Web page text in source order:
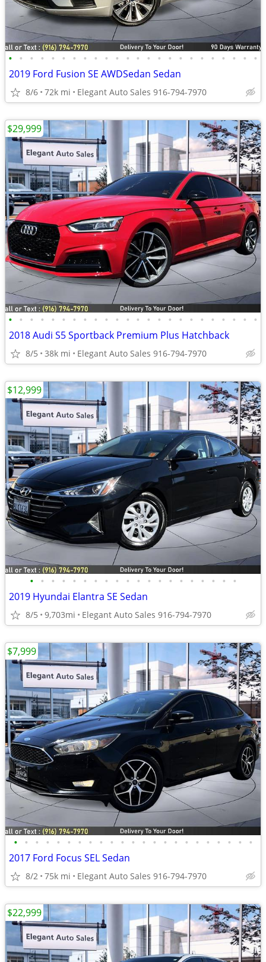
• • • • • • • • • • • • • • • • • • • • • • • •
2019 Ford Fusion SE AWDSedan Sedan
8/6 72k mi Elegant Auto Sales 916-794-7970
• • • • • • • • • • • • • • • • • • • • • • • •
2018 Audi S5 Sportback Premium Plus Hatchback
8/5 38k mi Elegant Auto Sales 916-794-7970
$29,999
• • • • • • • • • • • • • • • • • • • •
2019 Hyundai Elantra SE Sedan
8/5 9,703mi Elegant Auto Sales 916-794-7970
$12,999
• • • • • • • • • • • • • • • • • • • • • • •
2017 Ford Focus SEL Sedan
8/2 75k mi Elegant Auto Sales 916-794-7970
$7,999
$22,999